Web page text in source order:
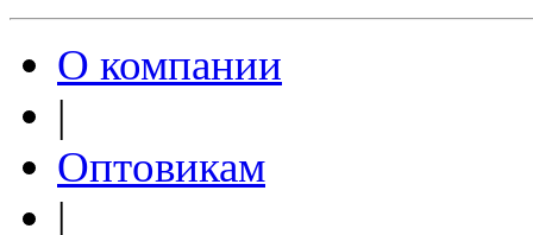
О компании
|
Оптовикам
|